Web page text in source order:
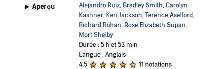
Because even after it’s over, life can still be a downright bloody
Performed by Christopher Walker, Nora Achrati, Scott McCormick,
Alejandro Ruiz, Bradley Smith, Carolyn Kashner, Ken Jackson,
Terence Aselford, Richard Rohan, Rose Elizabeth Supan, Mort
Shelby, Colleen Delany, Zeke Alton, Henry Kramer, Nanette Savard,
Aperçu
Alejandro Ruiz, Bradley Smith,Carolyn
Kashner, Ken Jackson,Terence Aselford,
Richard Rohan, Rose Elizabeth Supan,
Mort Shelby
Durée : 5 h et 53 min
Langue : Anglais
4,5
11 notations